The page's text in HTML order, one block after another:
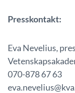
Presskontakt:
Eva Nevelius,
070-878 67 63